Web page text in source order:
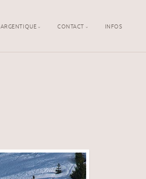
ARGENTIQUE CONTACT INFOS